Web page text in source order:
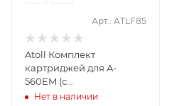
Арт.: ATLF85
Atoll Комплект
картриджей для A-
560EM (с
минерализатором)
Нет в наличии